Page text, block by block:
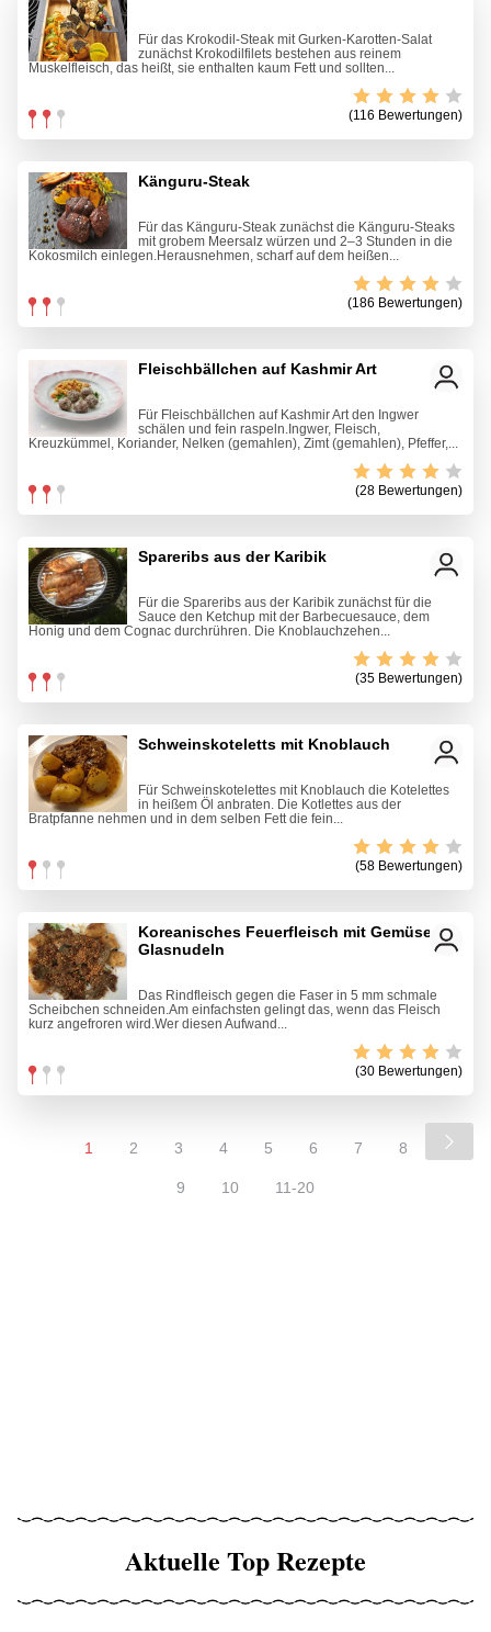
Für das Krokodil-Steak mit Gurken-Karotten-Salat
zunächst Krokodilfilets bestehen aus reinem
Muskelfleisch, das heißt, sie enthalten kaum Fett und sollten...
(116 Bewertungen)
Känguru-Steak
Für das Känguru-Steak zunächst die Känguru-Steaks
mit grobem Meersalz würzen und 2–3 Stunden in die
Kokosmilch einlegen.Herausnehmen, scharf auf dem heißen...
(186 Bewertungen)
Fleischbällchen auf Kashmir Art
Für Fleischbällchen auf Kashmir Art den Ingwer
schälen und fein raspeln.Ingwer, Fleisch,
Kreuzkümmel, Koriander, Nelken (gemahlen), Zimt (gemahlen), Pfeffer,...
(28 Bewertungen)
Spareribs aus der Karibik
Für die Spareribs aus der Karibik zunächst für die
Sauce den Ketchup mit der Barbecuesauce, dem
Honig und dem Cognac durchrühren. Die Knoblauchzehen...
(35 Bewertungen)
Schweinskoteletts mit Knoblauch
Für Schweinskotelettes mit Knoblauch die Kotelettes
in heißem Öl anbraten. Die Kotlettes aus der
Bratpfanne nehmen und in dem selben Fett die fein...
(58 Bewertungen)
Koreanisches Feuerfleisch mit Gemüse-
Glasnudeln
Das Rindfleisch gegen die Faser in 5 mm schmale
Scheibchen schneiden.Am einfachsten gelingt das, wenn das Fleisch
kurz angefroren wird.Wer diesen Aufwand...
(30 Bewertungen)
1 2 3 4 5 6 7 8
9 10 11-20
Aktuelle Top Rezepte